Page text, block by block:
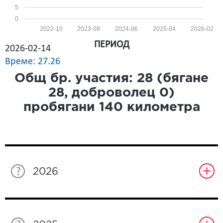
0
5
2026-02
2025-04
2024-06
2023-08
2022-10
2026-02-14
Време: 27.26
ПЕРИОД
Общ бр. участия: 28 (бягане
28, доброволец 0)
пробягани 140 километра
2026